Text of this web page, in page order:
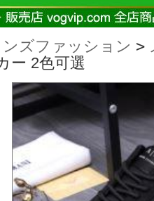
ンズファッション >
ー 2色可選